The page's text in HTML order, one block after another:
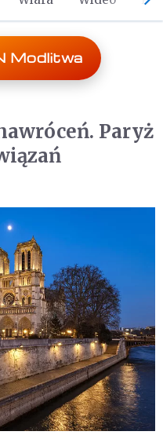
Modlitwa
Paryż